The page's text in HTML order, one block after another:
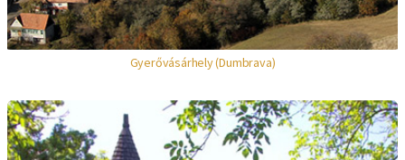
Gyerővásárhely (Dumbrava)